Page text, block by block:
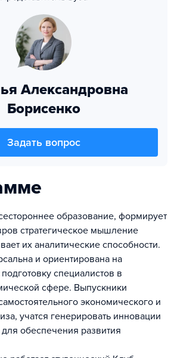
Александровна
Борисенко
Задать вопрос
образование, формирует
стратегическое мышление
их аналитические способности.
и ориентирована на
специалистов в
сфере. Выпускники
экономического и
учатся генерировать инновации
обеспечения развития